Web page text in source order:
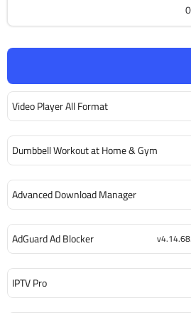
Video Player All Format
Dumbbell Workout at Home & Gym
Advanced Download Manager
AdGuard Ad Blocker
IPTV Pro